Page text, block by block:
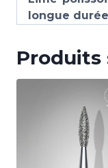
longue
Produits